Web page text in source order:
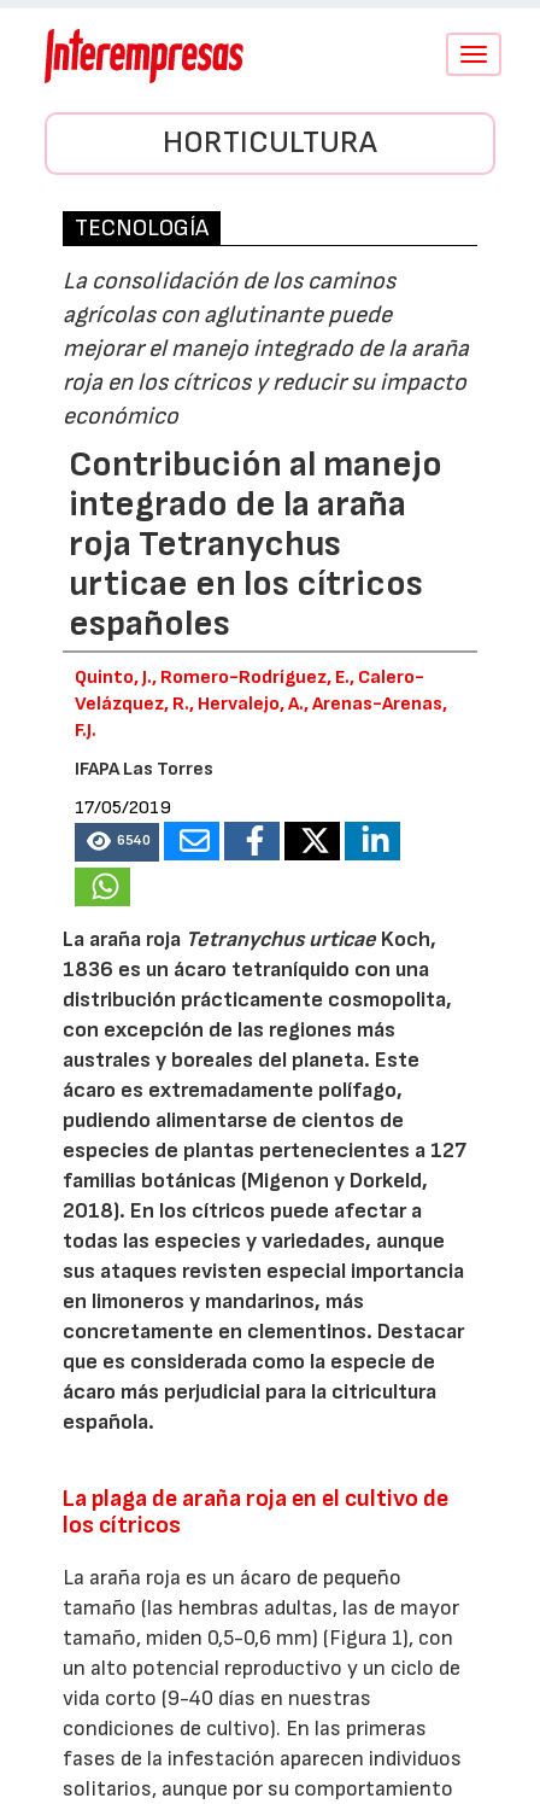
Conmutar
HORTICULTURA
TECNOLOGÍA
La consolidación de los caminos
agrícolas con aglutinante puede
mejorar el manejo integrado de la araña
roja en los cítricos y reducir su impacto
económico
Contribución al manejo
integrado de la araña
roja Tetranychus
urticae en los cítricos
españoles
Quinto, J., Romero-Rodríguez, E., Calero-
Velázquez, R., Hervalejo, A., Arenas-Arenas,
F.J.
IFAPA Las Torres
17/05/2019
6540
La araña roja Tetranychus urticaeKoch,
1836 es un ácaro tetraníquido con una
distribución prácticamente cosmopolita,
con excepción de las regiones más
australes y boreales del planeta. Este
ácaro es extremadamente polífago,
pudiendo alimentarse de cientos de
especies de plantas pertenecientes a 127
familias botánicas (Migenon y Dorkeld,
2018). En los cítricos puede afectar a
todas las especies y variedades, aunque
sus ataques revisten especial importancia
en limoneros y mandarinos, más
concretamente en clementinos. Destacar
que es considerada como la especie de
ácaro más perjudicial para la citricultura
española.
La plaga de araña roja en el cultivo de
los cítricos
La araña roja es un ácaro de pequeño
tamaño (las hembras adultas, las de mayor
tamaño, miden 0,5-0,6 mm) (Figura 1), con
un alto potencial reproductivo y un ciclo de
vida corto (9-40 días en nuestras
condiciones de cultivo). En las primeras
fases de la infestación aparecen individuos
solitarios, aunque por su comportamiento